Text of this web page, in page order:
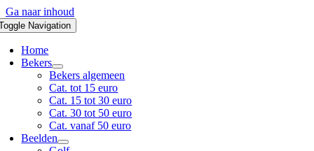
Ga naar inhoud
Navigation
Home
Bekers
Bekers algemeen
Cat. tot 15 euro
Cat. 15 tot 30 euro
Cat. 30 tot 50 euro
Cat. vanaf 50 euro
Beelden